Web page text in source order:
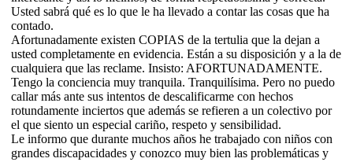
Usted sabrá qué es lo que le ha llevado a contar las cosas que ha
contado.
Afortunadamente existen COPIAS de la tertulia que la dejan a
usted completamente en evidencia. Están a su disposición y a la de
cualquiera que las reclame. Insisto: AFORTUNADAMENTE.
Tengo la conciencia muy tranquila. Tranquilísima. Pero no puedo
callar más ante sus intentos de descalificarme con hechos
rotundamente inciertos que además se refieren a un colectivo por
el que siento un especial cariño, respeto y sensibilidad.
Le informo que durante muchos años he trabajado con niños con
grandes discapacidades y conozco muy bien las problemáticas y